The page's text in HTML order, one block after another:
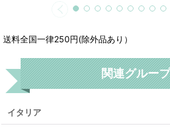
送料全国一律250円(除外品あり）
関連グループ
イタリア